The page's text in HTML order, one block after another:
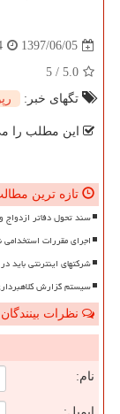
1397/06/05
5.0
/
5
تگهای خبر:
این مطلب را
تازه ترین
سند تحول دفاتر ازدواج
اجرای مقررات استخدامی نفت، مانع
شرکتهای اینترنتی
سیستم گزارش
نظرات
نام: